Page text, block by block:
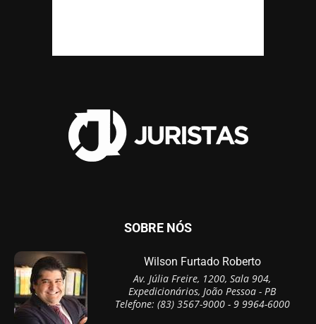
SOBRE NÓS
Wilson Furtado Roberto
Av. Júlia Freire, 1200, Sala 904,
Expedicionários, João Pessoa - PB
Telefone: (83) 3567-9000 - 9 9964-6000